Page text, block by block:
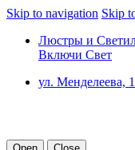
Skip to navigation Skip
Люстры и
Включи Свет
ул. Менделеева,